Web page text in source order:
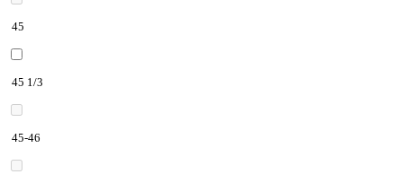
45
45 1/3
45-46